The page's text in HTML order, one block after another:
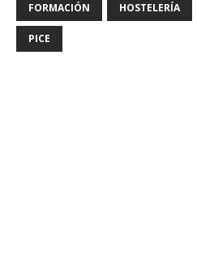
FORMACIÓN HOSTELERÍA
PICE